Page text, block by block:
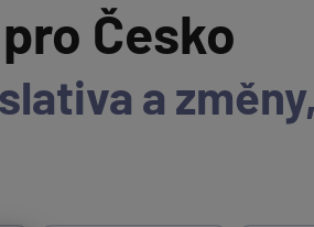
Česko
a změny,